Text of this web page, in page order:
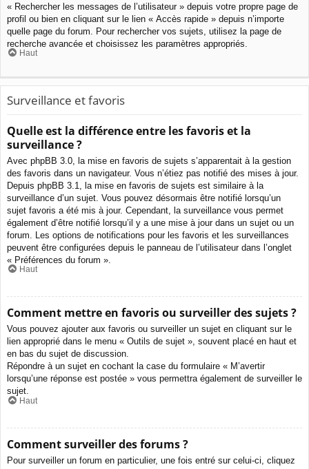
« Rechercher les messages de l’utilisateur » depuis votre propre page de
profil ou bien en cliquant sur le lien « Accès rapide » depuis n’importe
quelle page du forum. Pour rechercher vos sujets, utilisez la page de
recherche avancée et choisissez les paramètres appropriés.
Haut
Surveillance et favoris
Quelle est la différence entre les favoris et la
surveillance ?
Avec phpBB 3.0, la mise en favoris de sujets s’apparentait à la gestion
des favoris dans un navigateur. Vous n’étiez pas notifié des mises à jour.
Depuis phpBB 3.1, la mise en favoris de sujets est similaire à la
surveillance d’un sujet. Vous pouvez désormais être notifié lorsqu’un
sujet favoris a été mis à jour. Cependant, la surveillance vous permet
également d’être notifié lorsqu’il y a une mise à jour dans un sujet ou un
forum. Les options de notifications pour les favoris et les surveillances
peuvent être configurées depuis le panneau de l’utilisateur dans l’onglet
« Préférences du forum ».
Haut
Comment mettre en favoris ou surveiller des sujets ?
Vous pouvez ajouter aux favoris ou surveiller un sujet en cliquant sur le
lien approprié dans le menu « Outils de sujet », souvent placé en haut et
en bas du sujet de discussion.
Répondre à un sujet en cochant la case du formulaire « M’avertir
lorsqu’une réponse est postée » vous permettra également de surveiller le
sujet.
Haut
Comment surveiller des forums ?
Pour surveiller un forum en particulier, une fois entré sur celui-ci, cliquez